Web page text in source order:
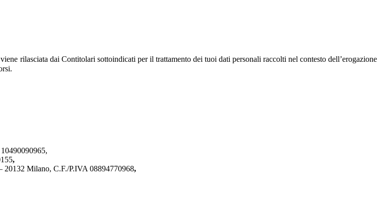
rilasciata dai Contitolari sottoindicati per il trattamento dei tuoi dati personali raccolti nel contesto dell’erogazione
,
20132 Milano, C.F./P.IVA 08894770968,